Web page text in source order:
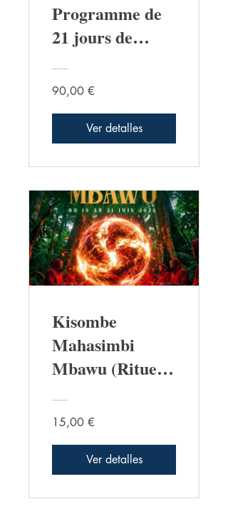
Programme de
21 jours de
guérison,
coupure des
liens toxiques et
90,00 €
Ver detalles
Kisombe
Mahasimbi
Mbawu (Rituel
– Juin )
15,00 €
Ver detalles